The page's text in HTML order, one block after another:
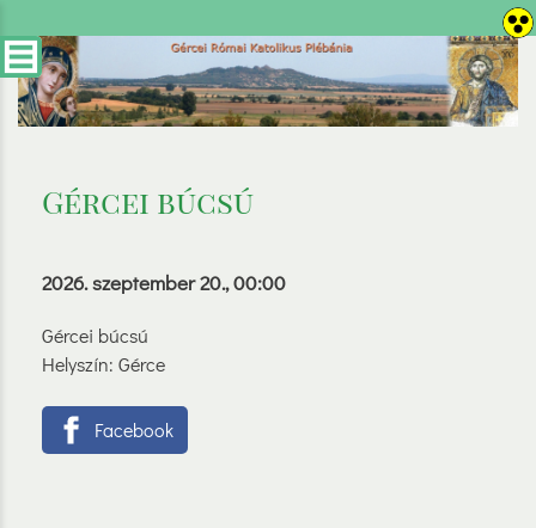
Gércei búcsú
2026. szeptember 20., 00:00
Gércei búcsú
Helyszín: Gérce
Facebook